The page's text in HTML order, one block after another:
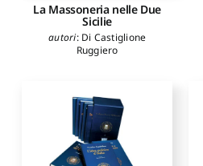
La Massoneria nelle Due
Sicilie
autori: Di Castiglione
Ruggiero